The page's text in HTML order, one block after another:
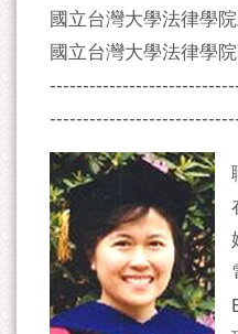
國立台灣大學法律學
國立台灣大學法律學